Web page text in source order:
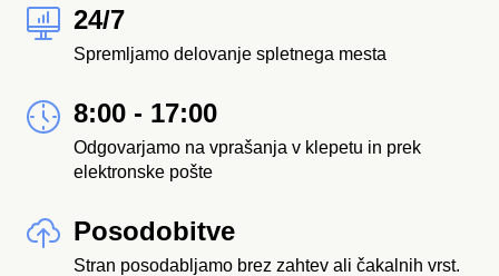
24/7
Spremljamo delovanje spletnega mesta
8:00 - 17:00
Odgovarjamo na vprašanja v klepetu in prek
elektronske pošte
Posodobitve
Stran posodabljamo brez zahtev ali čakalnih vrst.